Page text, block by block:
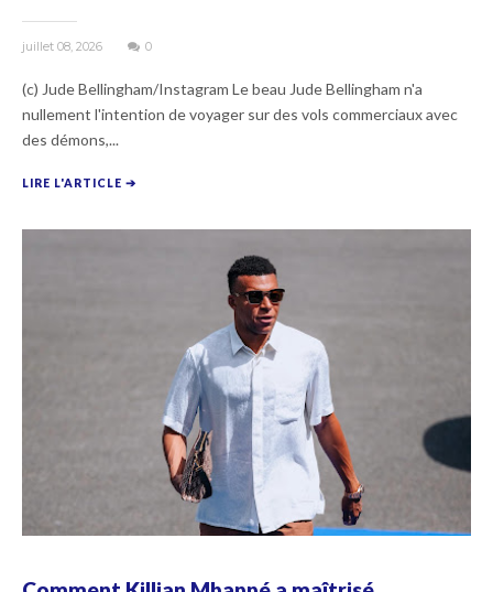
juillet 08, 2026 0
(c) Jude Bellingham/Instagram Le beau Jude Bellingham n'a
nullement l'intention de voyager sur des vols commerciaux avec
des démons,...
LIRE L'ARTICLE ➔